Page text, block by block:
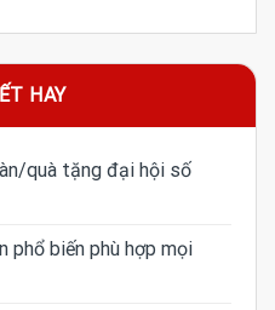
HAY
quà tặng đại hội số
phổ biến phù hợp mọi